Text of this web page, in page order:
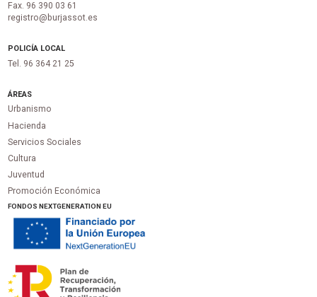
Fax. 96 390 03 61
registro@burjassot.es
POLICÍA LOCAL
Tel. 96 364 21 25
ÁREAS
Urbanismo
Hacienda
Servicios Sociales
Cultura
Juventud
Promoción Económica
FONDOS NEXTGENERATION EU